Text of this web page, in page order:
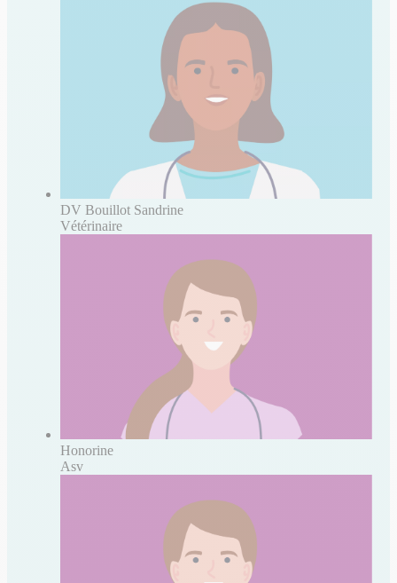
DV Bouillot Sandrine
Vétérinaire
Honorine
Asv